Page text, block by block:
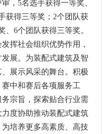
， 5名选手获得一等奖、
获得三等奖； 2个团队获
、6个团队获得三等奖。
挥社会组织优势作用，
展。为装配式建筑及智
展示风采的舞台。积极
中和赛后各项服务工
宗旨，探索贴合行业需
度协助推动装配式建筑
培养更多高素质、高技